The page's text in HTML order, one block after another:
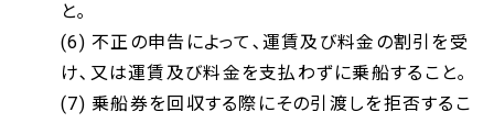
と｡
(6) 不正の申告によって､運賃及び料金の割引を受
け､又は運賃及び料金を支払わずに乗船すること｡
(7) 乗船券を回収する際にその引渡しを拒否するこ